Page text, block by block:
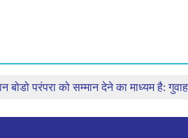
शासन
बोडो परंपरा को सम्मान देने का माध्यम है: